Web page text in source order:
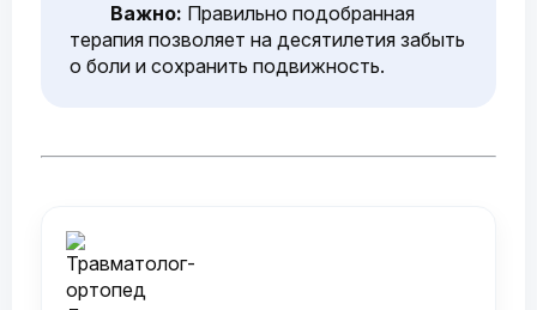
Важно: Правильно подобранная
терапия позволяет на десятилетия забыть
о боли и сохранить подвижность.